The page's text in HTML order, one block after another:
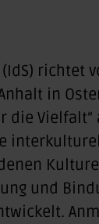
richtet
in
die
und